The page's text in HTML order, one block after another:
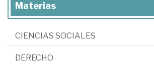
Materias
CIENCIAS SOCIALES
DERECHO